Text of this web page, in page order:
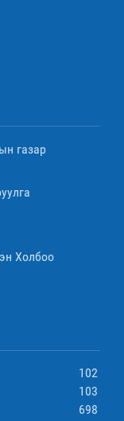
газар
Холбоо
102
103
698